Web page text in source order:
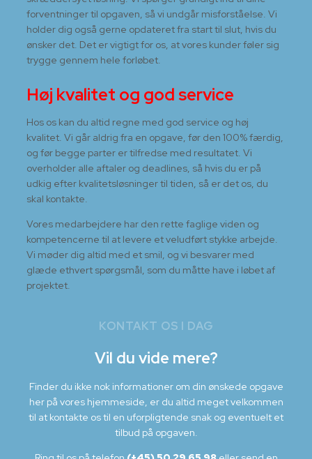
forventninger til opgaven, så vi undgår misforståelse. Vi
holder dig også gerne opdateret fra start til slut, hvis du
ønsker det. Det er vigtigt for os, at vores kunder føler sig
trygge gennem hele forløbet.
Høj kvalitet og god service
Hos os kan du altid regne med god service og høj
kvalitet. Vi går aldrig fra en opgave, før den 100% færdig,
og før begge parter er tilfredse med resultatet. Vi
overholder alle aftaler og deadlines, så hvis du er på
udkig efter kvalitetsløsninger til tiden, så er det os, du
skal kontakte.
Vores medarbejdere har den rette faglige viden og
kompetencerne til at levere et veludført stykke arbejde.
Vi møder dig altid med et smil, og vi besvarer med
glæde ethvert spørgsmål, som du måtte have i løbet af
projektet.
KONTAKT OS I DAG
Vil du vide mere?
Finder du ikke nok informationer om din ønskede opgave
her på vores hjemmeside, er du altid meget velkommen
til at kontakte os til en uforpligtende snak og eventuelt et
tilbud på opgaven.